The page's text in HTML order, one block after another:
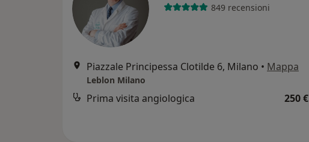
849 recensioni
Piazzale Principessa Clotilde 6, Milano • Mappa
Leblon Milano
Prima visita angiologica 250 €